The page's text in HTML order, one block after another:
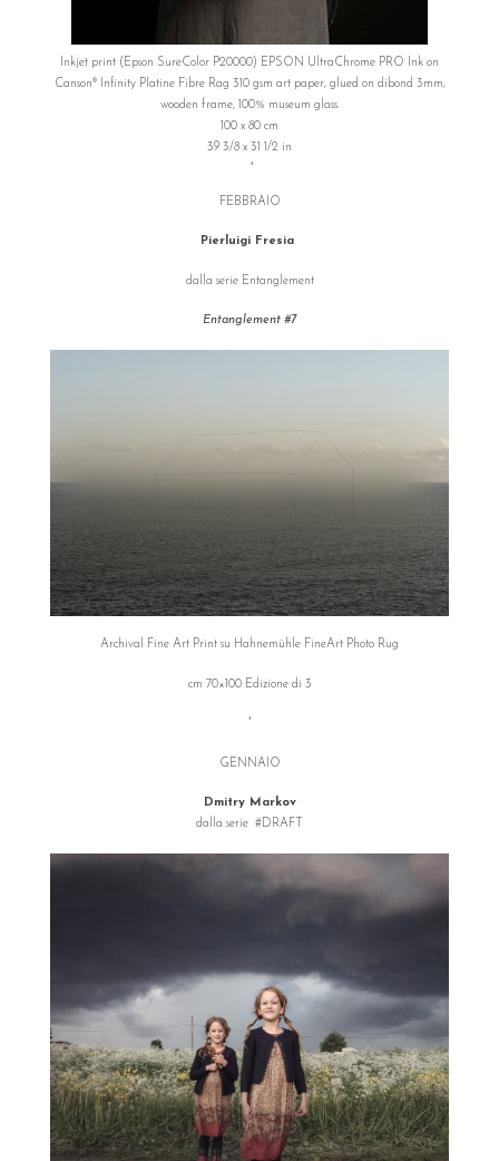
Inkjet print (Epson SureColor P20000) EPSON UltraChrome PRO Ink on
Canson® Infinity Platine Fibre Rag 310 gsm art paper, glued on dibond 3mm,
wooden frame, 100% museum glass.
100 x 80 cm
39 3/8 x 31 1/2 in
°
FEBBRAIO
Pierluigi Fresia
dalla serie Entanglement
Entanglement #7
Archival Fine Art Print su Hahnemühle FineArt Photo Rug
cm 70×100 Edizione di 3
°
GENNAIO
Dmitry Markov
dalla serie #DRAFT